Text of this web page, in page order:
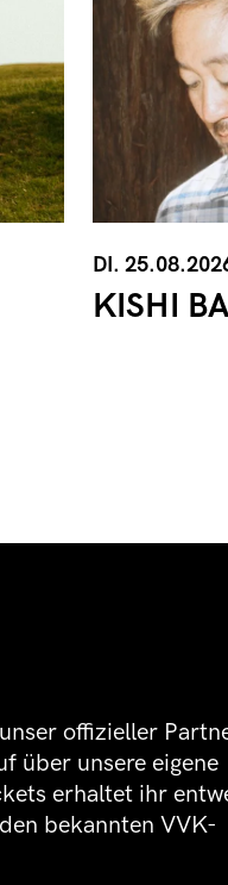
DI.
KISHI
offizieller
über unsere eigene
erhaltet ihr
bekannten VVK-